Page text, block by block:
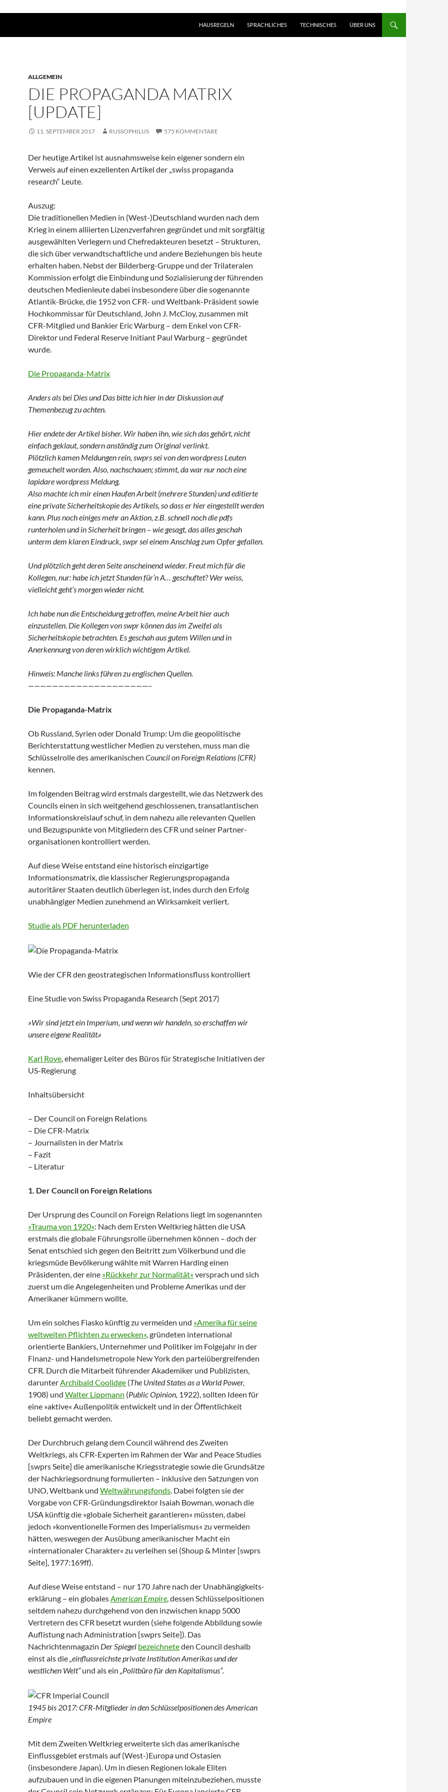
HAUSREGELN SPRACHLICHES TECHNISCHES ÜBER UNS
ALLGEMEIN
DIE PROPAGANDA MATRIX
[UPDATE]
11. SEPTEMBER 2017 RUSSOPHILUS 575 KOMMENTARE
Der heutige Artikel ist ausnahmsweise kein eigener sondern ein
Verweis auf einen exzellenten Artikel der „swiss propaganda
research“ Leute.
Auszug:
Die traditionellen Medien in (West-)Deutschland wurden nach dem
Krieg in einem alliierten Lizenzverfahren gegründet und mit sorgfältig
ausgewählten Verlegern und Chef­redakteuren besetzt – Strukturen,
die sich über verwandtschaftliche und andere Beziehungen bis heute
erhalten haben. Nebst der Bilderberg-Gruppe und der Trilateralen
Kommission erfolgt die Einbindung und Sozialisierung der führenden
deutschen Medienleute dabei insbesondere über die sogenannte
Atlantik-Brücke, die 1952 von CFR- und Weltbank-Präsident sowie
Hochkommissar für Deutschland, John J. McCloy, zusammen mit
CFR-Mitglied und Bankier Eric Warburg – dem Enkel von CFR-
Direktor und Federal Reserve Initiant Paul Warburg – gegründet
wurde.
Die Propaganda-Matrix
Anders als bei Dies und Das bitte ich hier in der Diskussion auf
Themenbezug zu achten.
Hier endete der Artikel bisher. Wir haben ihn, wie sich das gehört, nicht
einfach geklaut, sondern anständig zum Original verlinkt.
Plötzlich kamen Meldungen rein, swprs sei von den wordpress Leuten
gemeuchelt worden. Also, nachschauen; stimmt, da war nur noch eine
lapidare wordpress Meldung.
Also machte ich mir einen Haufen Arbeit (mehrere Stunden) und editierte
eine private Sicherheitskopie des Artikels, so dass er hier eingestellt werden
kann. Plus noch einiges mehr an Aktion, z.B. schnell noch die pdfs
runterholen und in Sicherheit bringen – wie gesagt, das alles geschah
unterm dem klaren Eindruck, swpr sei einem Anschlag zum Opfer gefallen.
Und plötzlich geht deren Seite anscheinend wieder. Freut mich für die
Kollegen, nur: habe ich jetzt Stunden für’n A… geschuftet? Wer weiss,
vielleicht geht’s morgen wieder nicht.
Ich habe nun die Entscheidung getroffen, meine Arbeit hier auch
einzustellen. Die Kollegen von swpr können das im Zweifel als
Sicherheitskopie betrachten. Es geschah aus gutem Willen und in
Anerkennung von deren wirklich wichtigem Artikel.
Hinweis: Manche links führen zu englischen Quellen.
————————————————————–
Die Propaganda-Matrix
Ob Russland, Syrien oder Donald Trump: Um die geopolitische
Bericht­erstattung westlicher Medien zu verstehen, muss man die
Schlüssel­rolle des amerikanischen Council on Foreign Relations (CFR)
kennen.
Im folgenden Beitrag wird erstmals dargestellt, wie das Netzwerk des
Councils einen in sich weit­gehend geschlossenen, trans­atlantischen
Informations­­kreislauf schuf, in dem nahezu alle relevanten Quellen
und Bezugs­punkte von Mitgliedern des CFR und seiner Partner­­
organisationen kontrolliert werden.
Auf diese Weise entstand eine historisch einzigartige
Informations­­matrix, die klassischer Regierungs­propaganda
autoritärer Staaten deutlich überlegen ist, indes durch den Erfolg
unabhängiger Medien zunehmend an Wirksamkeit verliert.
Studie als PDF herunterladen
Wie der CFR den geostrategischen Informationsfluss kontrolliert
Eine Studie von Swiss Propaganda Research (Sept 2017)
»Wir sind jetzt ein Imperium, und wenn wir handeln, so erschaffen wir
unsere eigene Realität.«
Karl Rove, ehemaliger Leiter des Büros für Strategische Initiativen der
US-Regierung
Inhaltsübersicht
– Der Council on Foreign Relations
– Die CFR-Matrix
– Journalisten in der Matrix
– Fazit
– Literatur
1. Der Council on Foreign Relations
Der Ursprung des Council on Foreign Relations liegt im sogenannten
»Trauma von 1920«: Nach dem Ersten Weltkrieg hätten die USA
erstmals die globale Führungsrolle übernehmen können – doch der
Senat entschied sich gegen den Beitritt zum Völkerbund und die
kriegsmüde Bevölkerung wählte mit Warren Harding einen
Präsidenten, der eine »Rückkehr zur Normalität« versprach und sich
zuerst um die Angelegen­heiten und Probleme Amerikas und der
Amerikaner kümmern wollte.
Um ein solches Fiasko künftig zu vermeiden und »Amerika für seine
weltweiten Pflichten zu erwecken«, gründeten international
orientierte Bankiers, Unternehmer und Politiker im Folgejahr in der
Finanz- und Handelsmetropole New York den parteiübergreifenden
CFR. Durch die Mitarbeit führender Akademiker und Publizisten,
darunterArchibald Coolidge (The United States as a World Power,
1908) und Walter Lippmann (Public Opinion, 1922), sollten Ideen für
eine »aktive« Außen­politik entwickelt und in der Öffentlichkeit
beliebt gemacht werden.
Der Durchbruch gelang dem Council während des Zweiten
Weltkriegs, als CFR-Experten im Rahmen der War and Peace Studies
[swprs Seite] die amerikanische Kriegsstrategie sowie die Grundsätze
der Nachkriegsordnung formulierten – inklusive den Satzungen von
UNO, Weltbank und Weltwährungsfonds. Dabei folgten sie der
Vorgabe von CFR-Gründungs­direktor Isaiah Bowman, wonach die
USA künftig die »globale Sicherheit garantieren« müssten, dabei
jedoch »konventionelle Formen des Imperialismus« zu vermeiden
hätten, weswegen der Ausübung amerikanischer Macht ein
»internationaler Charakter« zu verleihen sei (Shoup & Minter [swprs
Seite], 1977:169ff).
Auf diese Weise entstand – nur 170 Jahre nach der Unabhängigkeits­
erklärung – ein globalesAmerican Empire, dessen Schlüssel­positionen
seitdem nahezu durchgehend von den inzwischen knapp 5000
Vertretern des CFR besetzt wurden (siehe folgende Abbildung sowie
Auflistung nach Administration [swprs Seite]). Das
Nachrichtenmagazin Der Spiegel bezeichneteden Council deshalb
einst als die„einfluss­reichste private Institution Amerikas und der
westlichen Welt“und als ein „Politbüro für den Kapitalismus“.
1945 bis 2017: CFR-Mitglieder in den Schlüsselpositionen des American
Empire
Mit dem Zweiten Weltkrieg erweiterte sich das amerikanische
Einflussgebiet erstmals auf (West-)Europa und Ostasien
(insbesondere Japan). Um in diesen Regionen lokale Eliten
aufzubauen und in die eigenen Planungen miteinzubeziehen, musste